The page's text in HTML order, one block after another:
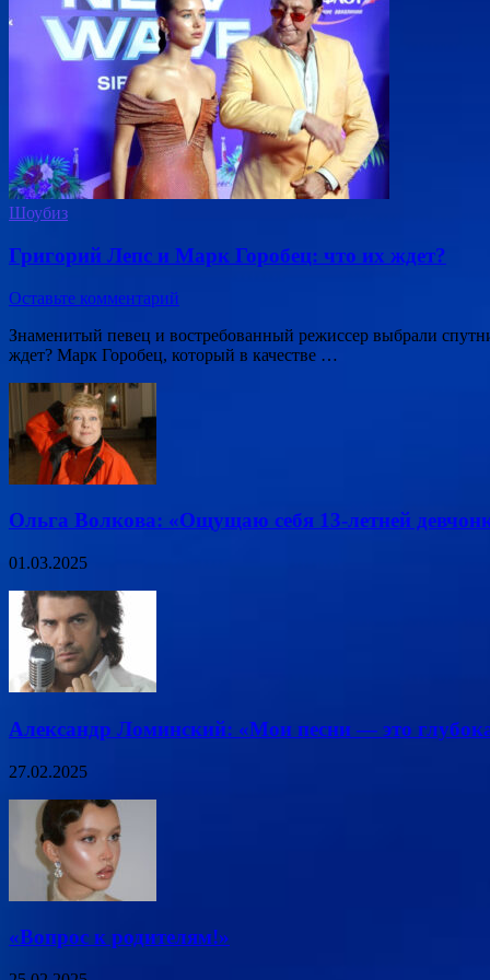
Шоубиз
Григорий Лепс и Марк Горобец: что их ждет?
Оставьте комментарий
Знаменитый певец и востребованный режиссер выбрали
ждет? Марк Горобец, который в качестве …
Ольга Волкова: «Ощущаю себя 13-летней
01.03.2025
Александр Ломинский: «Мои песни — это
27.02.2025
«Вопрос к родителям!»